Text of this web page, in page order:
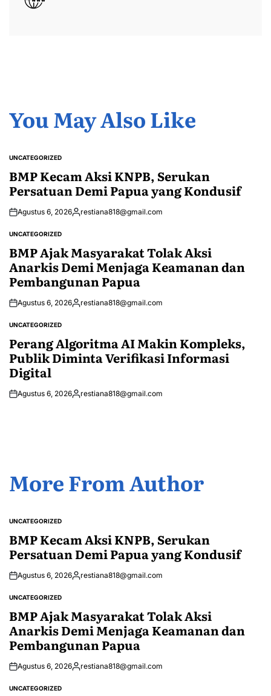
You May Also Like
POSTED
UNCATEGORIZED
BMP Kecam Aksi KNPB, Serukan
Persatuan Demi Papua yang Kondusif
Agustus 6, 2026Posted
restiana818@gmail.com
POSTED
UNCATEGORIZED
BMP Ajak Masyarakat Tolak Aksi
Anarkis Demi Menjaga Keamanan dan
Pembangunan Papua
Agustus 6, 2026Posted
restiana818@gmail.com
POSTED
UNCATEGORIZED
Perang Algoritma AI Makin Kompleks,
Publik Diminta Verifikasi Informasi
Digital
Agustus 6, 2026Posted
restiana818@gmail.com
More From Author
POSTED
UNCATEGORIZED
BMP Kecam Aksi KNPB, Serukan
Persatuan Demi Papua yang Kondusif
Agustus 6, 2026Posted
restiana818@gmail.com
POSTED
UNCATEGORIZED
BMP Ajak Masyarakat Tolak Aksi
Anarkis Demi Menjaga Keamanan dan
Pembangunan Papua
Agustus 6, 2026Posted
restiana818@gmail.com
POSTED
UNCATEGORIZED